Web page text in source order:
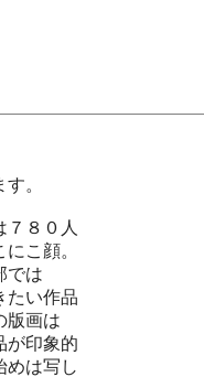
。
８０人
こ顔。
では
たい作品
版画は
が印象的
めは写し